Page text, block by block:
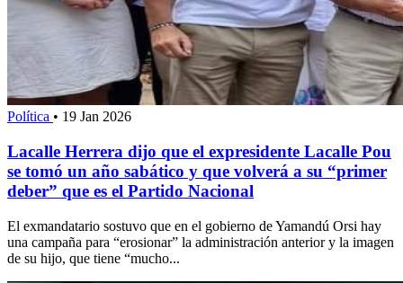
Política • 19 Jan 2026
Lacalle Herrera dijo que el expresidente Lacalle Pou
se tomó un año sabático y que volverá a su “primer
deber” que es el Partido Nacional
El exmandatario sostuvo que en el gobierno de Yamandú Orsi hay
una campaña para “erosionar” la administración anterior y la imagen
de su hijo, que tiene “mucho...